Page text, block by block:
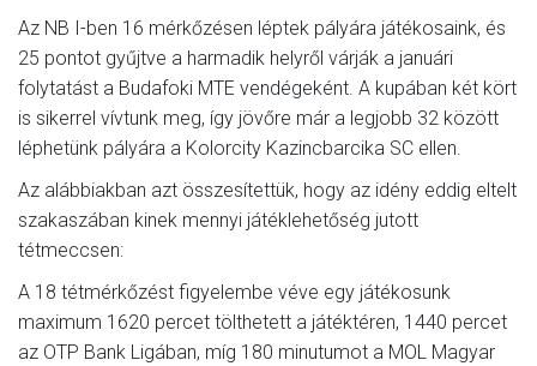
Az NB I-ben 16 mérkőzésen léptek pályára játékosaink, és
25 pontot gyűjtve a harmadik helyről várják a januári
folytatást a Budafoki MTE vendégeként. A kupában két kört
is sikerrel vívtunk meg, így jövőre már a legjobb 32 között
léphetünk pályára a Kolorcity Kazincbarcika SC ellen.
Az alábbiakban azt összesítettük, hogy az idény eddig eltelt
szakaszában kinek mennyi játéklehetőség jutott
tétmeccsen:
A 18 tétmérkőzést figyelembe véve egy játékosunk
maximum 1620 percet tölthetett a játéktéren, 1440 percet
az OTP Bank Ligában, míg 180 minutumot a MOL Magyar